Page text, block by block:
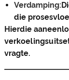
Verdamping:
die
Hierdie
vragte.